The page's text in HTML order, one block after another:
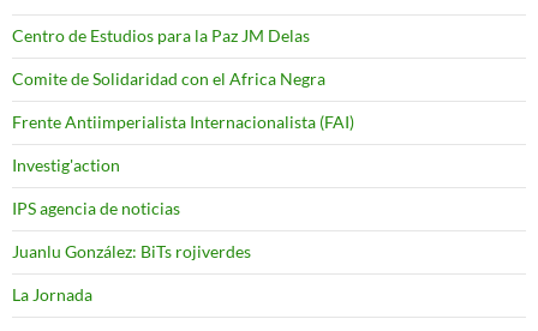
Centro de Estudios para la Paz JM Delas
Comite de Solidaridad con el Africa Negra
Frente Antiimperialista Internacionalista (FAI)
Investig'action
IPS agencia de noticias
Juanlu González: BiTs rojiverdes
La Jornada